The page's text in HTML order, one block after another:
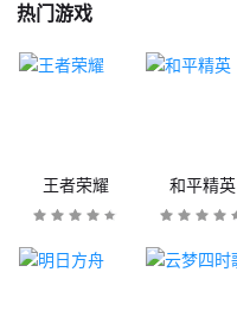
热门游戏
王者荣耀 和平精英